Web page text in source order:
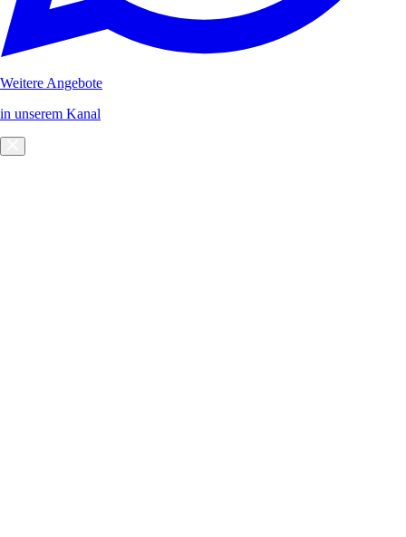
Weitere Angebote
in unserem Kanal